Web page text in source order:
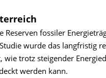
Reserven fossiler
wurde das langfristig
trotz steigender
werden kann.